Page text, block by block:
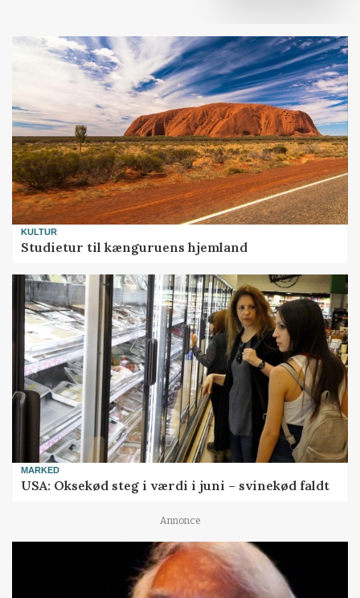
KULTUR
Studietur til kænguruens hjemland
MARKED
USA: Oksekød steg i værdi i juni – svinekød faldt
Annonce